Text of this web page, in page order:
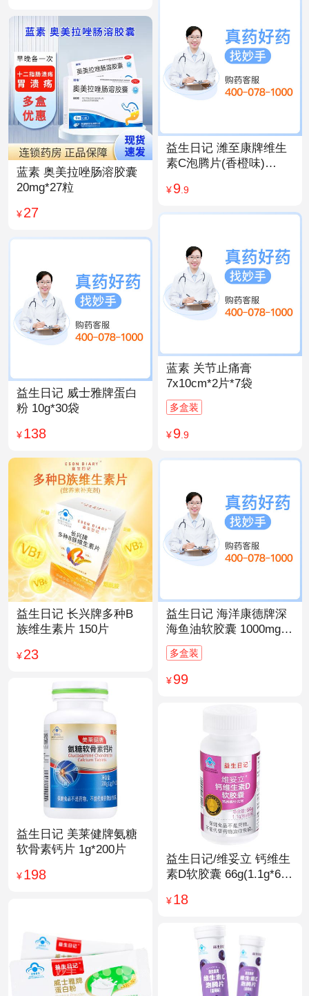
益生日记 潍至康牌维生
素C泡腾片(香橙味)
¥9.9
蓝素 奥美拉唑肠溶胶囊
20mg*27粒
¥27
蓝素 关节止痛膏
7x10cm*2片*7袋
多盒装
¥9.9
益生日记 威士雅牌蛋白
粉 10g*30袋
¥138
益生日记 海洋康德牌深
海鱼油软胶囊 1000mg/
粒*200粒
多盒装
¥99
益生日记 长兴牌多种B
族维生素片 150片
¥23
益生日记 美莱健牌氨糖
软骨素钙片 1g*200片
¥198
益生日记/维妥立 钙维生
素D软胶囊 66g(1.1g*60
¥18